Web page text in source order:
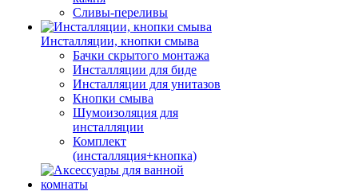
Сливы-переливы
Инсталляции, кнопки смыва
Бачки скрытого монтажа
Инсталляции для биде
Инсталляции для унитазов
Кнопки смыва
Шумоизоляция для
инсталляции
Комплект
(инсталляция+кнопка)